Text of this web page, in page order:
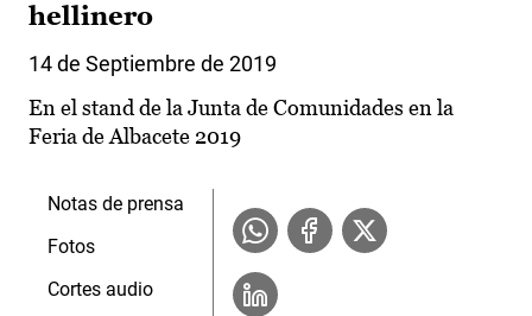
hellinero
14 de Septiembre de 2019
En el stand de la Junta de Comunidades en la
Feria de Albacete 2019
Notas de prensa
Fotos
Cortes audio